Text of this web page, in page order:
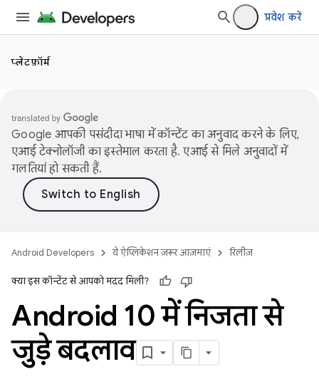
प्रवेश करें
प्लेटफ़ॉर्म
Google आपकी पसंदीदा भाषा में कॉन्टेंट का अनुवाद करने के लिए,
एआई टेक्नोलॉजी का इस्तेमाल करता है. एआई से मिले अनुवादों में
गलतियां हो सकती हैं.
Android Developers ये ऐप्लिकेशन ज़रूर आज़माएं रिलीज़
क्या इस कॉन्टेंट से आपको मदद मिली?
Android 10 में निजता से
जुड़े बदलाव